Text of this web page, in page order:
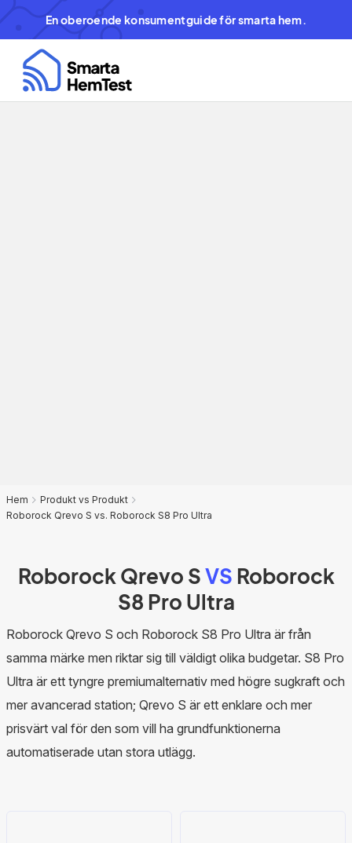
En oberoende konsumentguide för smarta hem.
Hem
Produkt vs Produkt
Roborock Qrevo S vs. Roborock S8 Pro Ultra
Roborock Qrevo SVS Roborock
S8 Pro Ultra
Roborock Qrevo S och Roborock S8 Pro Ultra är från
samma märke men riktar sig till väldigt olika budgetar. S8 Pro
Ultra är ett tyngre premiumalternativ med högre sugkraft och
mer avancerad station; Qrevo S är ett enklare och mer
prisvärt val för den som vill ha grundfunktionerna
automatiserade utan stora utlägg.